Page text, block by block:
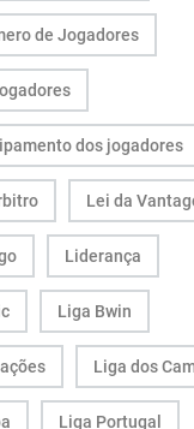
de Jogadores
dos jogadores
Lei da
Liderança
Liga Bwin
Liga dos
Liga Portugal